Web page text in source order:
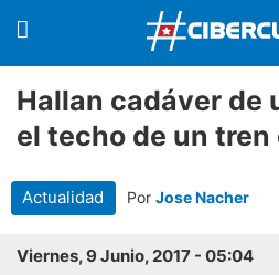
Hallan cadáver de
el techo de un tren
Actualidad Por Jose Nacher
Viernes, 9 Junio, 2017 - 05:04